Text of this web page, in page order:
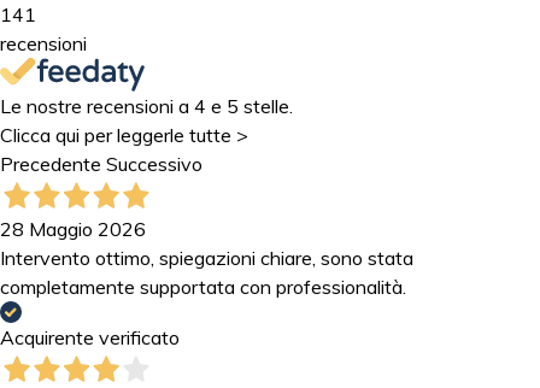
141
recensioni
Le nostre recensioni a 4 e 5 stelle.
Clicca qui per leggerle tutte >
Precedente Successivo
28 Maggio 2026
Intervento ottimo, spiegazioni chiare, sono stata
completamente supportata con professionalità.
Acquirente verificato